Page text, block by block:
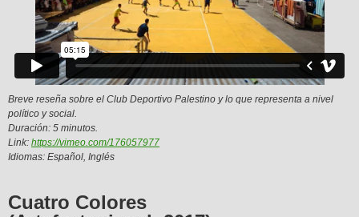
Breve reseña sobre el Club Deportivo Palestino y lo que representa a nivel
político y social.
Duración: 5 minutos.
Link: https://vimeo.com/176057977
Idiomas: Español, Inglés
Cuatro Colores